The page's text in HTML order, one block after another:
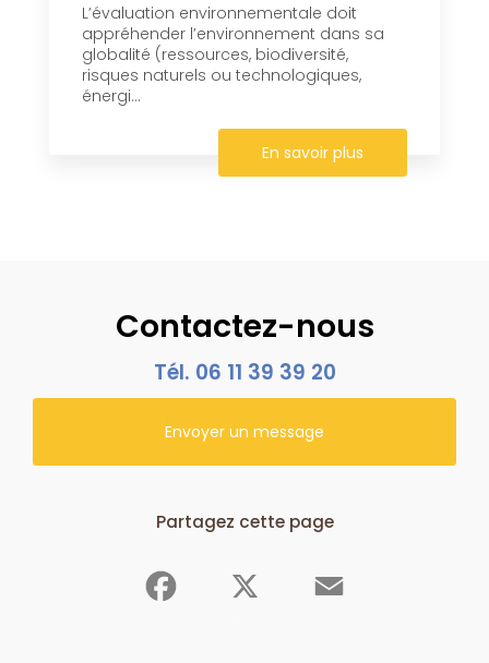
L’évaluation environnementale doit
appréhender l’environnement dans sa
globalité (ressources, biodiversité,
risques naturels ou technologiques,
énergi...
En savoir plus
Contactez-nous
Tél. 06 11 39 39 20
Envoyer un message
Partagez cette page